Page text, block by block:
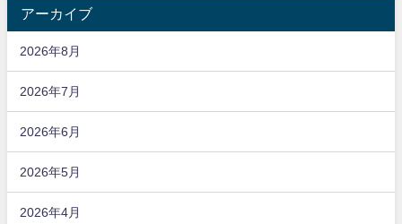
アーカイブ
2026年8月
2026年7月
2026年6月
2026年5月
2026年4月